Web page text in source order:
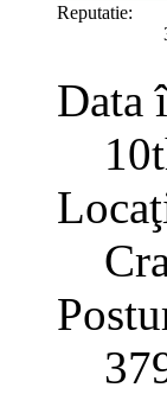
Reputatie:
Data